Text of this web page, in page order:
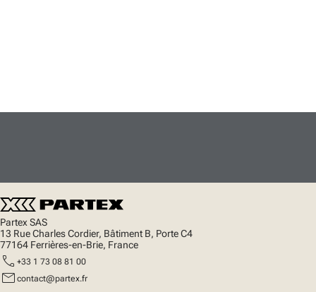
Partex SAS
13 Rue Charles Cordier, Bâtiment B, Porte C4
77164 Ferrières-en-Brie, France
call +33 1 73 08 81 00
mail contact@partex.fr